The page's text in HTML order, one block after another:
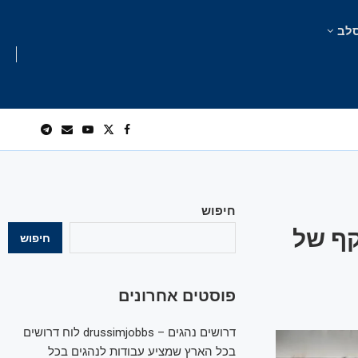
של
חיפוש
חיפוש
פוסטים אחרונים
דרושים נהגים – drussimjobbs לוח דרושים
בכל הארץ שמציע עבודות לנהגים בכל